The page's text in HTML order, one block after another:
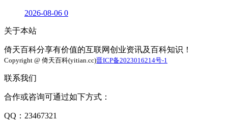
2026-08-06 0
关于本站
倚天百科分享有价值的互联网创业资讯及百科知识！
Copyright @ 倚天百科(yitian.cc)晋ICP备2023016214号-1
联系我们
合作或咨询可通过如下方式：
QQ：23467321